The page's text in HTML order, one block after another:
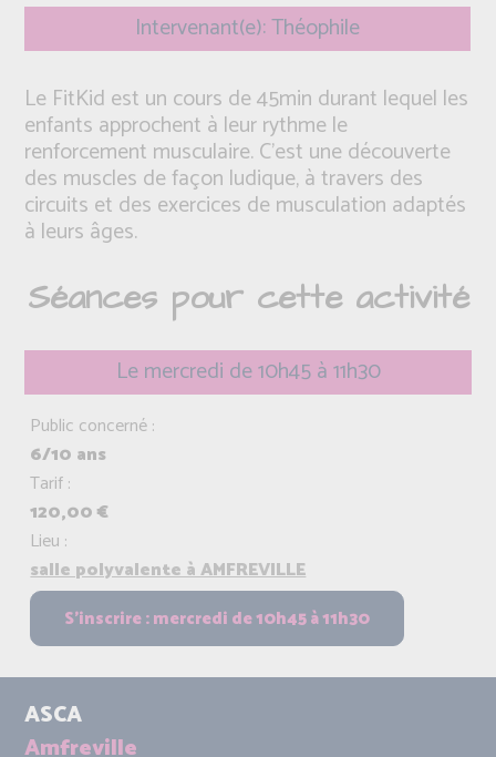
Intervenant(e): Théophile
Le FitKid est un cours de 45min durant lequel les
enfants approchent à leur rythme le
renforcement musculaire. C’est une découverte
des muscles de façon ludique, à travers des
circuits et des exercices de musculation adaptés
à leurs âges.
Séances pour cette activité
Le mercredi de 10h45 à 11h30
Public concerné :
6/10 ans
Tarif :
120,00 €
Lieu :
salle polyvalente à AMFREVILLE
ASCA
Amfreville